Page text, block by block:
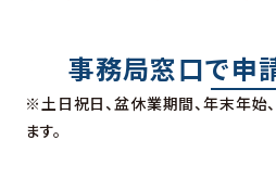
事務局窓口で申
※土日祝日、盆休業期間、年末年始
ます。